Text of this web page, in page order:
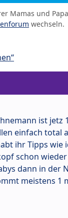
Mamas und
wechseln.
ist
einfach total
ihr Tipps
schon
dann in der
meistens 1